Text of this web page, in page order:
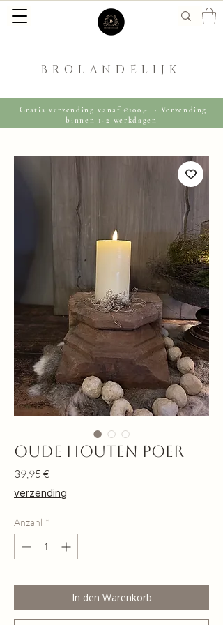
BROLANDELIJK
Gratis verzending vanaf €100,- · Verzending
binnen 1-2 werkdagen
Oude houten poer
39,95 €Preis
verzending
Anzahl *
In den Warenkorb